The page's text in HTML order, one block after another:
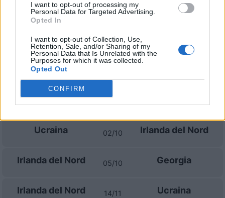
I want to opt-out of processing my
Personal Data for Targeted Advertising.
Opted In
I want to opt-out of Collection, Use,
Retention, Sale, and/or Sharing of my
Personal Data that Is Unrelated with the
Purposes for which it was collected.
Opted Out
CONFIRM
Prossime partite Irlanda del
Nord
Georgia
Irlanda del Nord 28/09
Ucraina 02/10 Irlanda del Nord
Irlanda del Nord 05/10 Georgia
Irlanda del Nord 14/11 Ucraina